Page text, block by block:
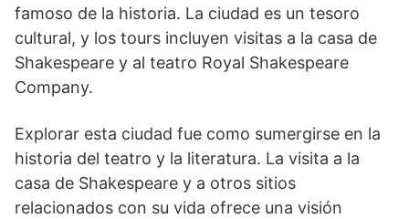
famoso de la historia. La ciudad es un tesoro
cultural, y los tours incluyen visitas a la casa de
Shakespeare y al teatro Royal Shakespeare
Company.
Explorar esta ciudad fue como sumergirse en la
historia del teatro y la literatura. La visita a la
casa de Shakespeare y a otros sitios
relacionados con su vida ofrece una visión